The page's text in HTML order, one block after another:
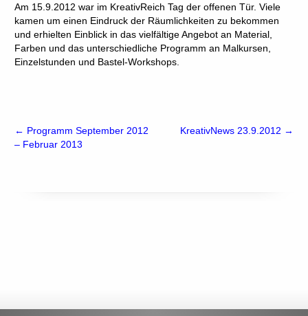
Am 15.9.2012 war im KreativReich Tag der offenen Tür. Viele
kamen um einen Eindruck der Räumlichkeiten zu bekommen
und erhielten Einblick in das vielfältige Angebot an Material,
Farben und das unterschiedliche Programm an Malkursen,
Einzelstunden und Bastel-Workshops.
← Programm September 2012
– Februar 2013
KreativNews 23.9.2012 →